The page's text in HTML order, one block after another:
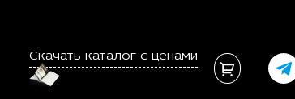
Скачать каталог с ценами